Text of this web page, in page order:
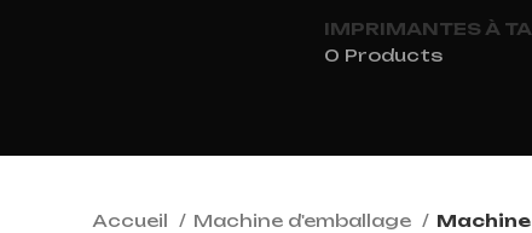
IMPRIMANTES À
0 Products
Accueil Machine d'emballage